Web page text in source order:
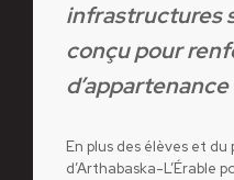
infrastructures
conçu pour
En plus des élèves et
d’Arthabaska-L’Érable